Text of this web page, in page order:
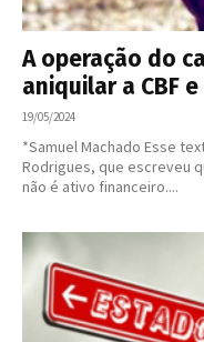
A operação do
aniquilar a CBF
19/05/2024
*Samuel Machado Esse
Rodrigues, que escreveu
não é ativo financeiro....